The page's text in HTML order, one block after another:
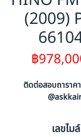
(2009)
฿
ติดต่อสอบถาราค
เลขไมล์